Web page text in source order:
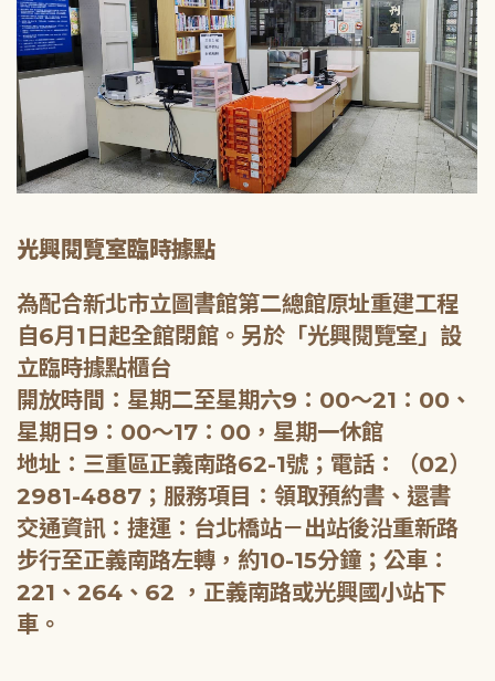
光興閱覽室臨時據點
為配合新北市立圖書館第二總館原址重建工程
自6月1日起全館閉館。另於「光興閱覽室」設
立臨時據點櫃台
開放時間：星期二至星期六9：00～21：00、
星期日9：00～17：00，星期一休館
地址：三重區正義南路62-1號；電話：（02）
2981-4887；服務項目：領取預約書、還書
交通資訊：捷運：台北橋站－出站後沿重新路
步行至正義南路左轉，約10-15分鐘；公車：
221、264、62 ，正義南路或光興國小站下
車。